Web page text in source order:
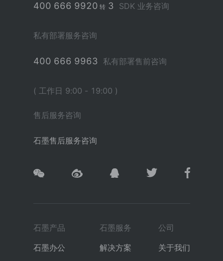
400 666 9920 转3 SDK 业务咨询
私有部署服务咨询
400 666 9963 私有部署售前咨询
( 工作日 9:00 - 19:00 )
售后服务咨询
石墨售后服务咨询
石墨产品
石墨办公
石墨服务
解决方案
公司
关于我们